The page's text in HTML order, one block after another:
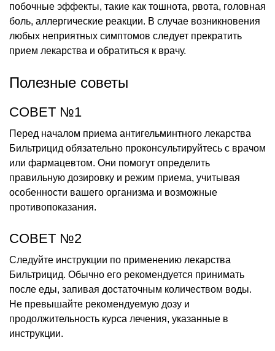
побочные эффекты, такие как тошнота, рвота, головная
боль, аллергические реакции. В случае возникновения
любых неприятных симптомов следует прекратить
прием лекарства и обратиться к врачу.
Полезные советы
СОВЕТ №1
Перед началом приема антигельминтного лекарства
Бильтрицид обязательно проконсультируйтесь с врачом
или фармацевтом. Они помогут определить
правильную дозировку и режим приема, учитывая
особенности вашего организма и возможные
противопоказания.
СОВЕТ №2
Следуйте инструкции по применению лекарства
Бильтрицид. Обычно его рекомендуется принимать
после еды, запивая достаточным количеством воды.
Не превышайте рекомендуемую дозу и
продолжительность курса лечения, указанные в
инструкции.